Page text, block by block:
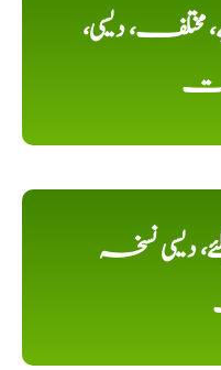
مختلف، دیسی،
دیسی نسخہ